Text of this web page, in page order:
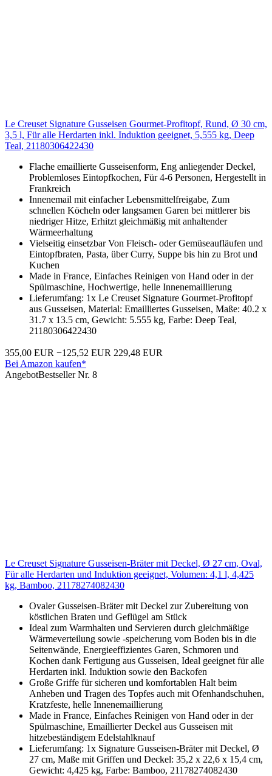
Le Creuset Signature Gusseisen Gourmet-Profitopf, Rund, Ø 30 cm,
3,5 l, Für alle Herdarten inkl. Induktion geeignet, 5,555 kg, Deep
Teal, 21180306422430
Flache emaillierte Gusseisenform, Eng anliegender Deckel,
Problemloses Eintopfkochen, Für 4-6 Personen, Hergestellt in
Frankreich
Innenemail mit einfacher Lebensmittelfreigabe, Zum
schnellen Köcheln oder langsamen Garen bei mittlerer bis
niedriger Hitze, Erhitzt gleichmäßig mit anhaltender
Wärmeerhaltung
Vielseitig einsetzbar Von Fleisch- oder Gemüseaufläufen und
Eintopfbraten, Pasta, über Curry, Suppe bis hin zu Brot und
Kuchen
Made in France, Einfaches Reinigen von Hand oder in der
Spülmaschine, Hochwertige, helle Innenemaillierung
Lieferumfang: 1x Le Creuset Signature Gourmet-Profitopf
aus Gusseisen, Material: Emailliertes Gusseisen, Maße: 40.2 x
31.7 x 13.5 cm, Gewicht: 5.555 kg, Farbe: Deep Teal,
21180306422430
355,00 EUR −125,52 EUR 229,48 EUR
Bei Amazon kaufen*
AngebotBestseller Nr. 8
Le Creuset Signature Gusseisen-Bräter mit Deckel, Ø 27 cm, Oval,
Für alle Herdarten und Induktion geeignet, Volumen: 4,1 l, 4,425
kg, Bamboo, 21178274082430
Ovaler Gusseisen-Bräter mit Deckel zur Zubereitung von
köstlichen Braten und Geflügel am Stück
Ideal zum Warmhalten und Servieren durch gleichmäßige
Wärmeverteilung sowie -speicherung vom Boden bis in die
Seitenwände, Energieeffizientes Garen, Schmoren und
Kochen dank Fertigung aus Gusseisen, Ideal geeignet für alle
Herdarten inkl. Induktion sowie den Backofen
Große Griffe für sicheren und komfortablen Halt beim
Anheben und Tragen des Topfes auch mit Ofenhandschuhen,
Kratzfeste, helle Innenemaillierung
Made in France, Einfaches Reinigen von Hand oder in der
Spülmaschine, Emaillierter Deckel aus Gusseisen mit
hitzebeständigem Edelstahlknauf
Lieferumfang: 1x Signature Gusseisen-Bräter mit Deckel, Ø
27 cm, Maße mit Griffen und Deckel: 35,2 x 22,6 x 15,4 cm,
Gewicht: 4,425 kg, Farbe: Bamboo, 21178274082430